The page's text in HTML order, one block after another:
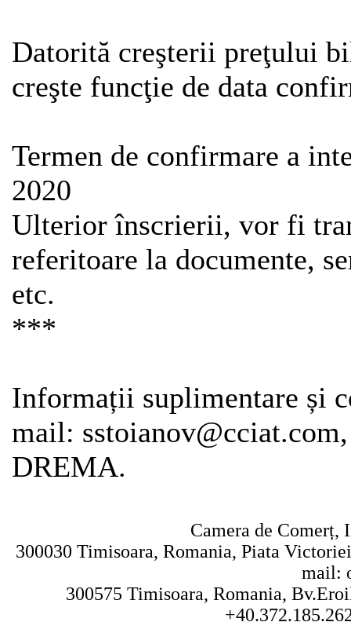
Datorită creşterii preţului
creşte funcţie de data
Termen de confirmare a
2020
Ulterior înscrierii, vor fi
referitoare la documente,
etc.
***
Informații suplimentare și
mail:
DREMA.
Camera de
300030 Timisoara, Romania, Piata
mail:
300575 Timisoara, Romania,